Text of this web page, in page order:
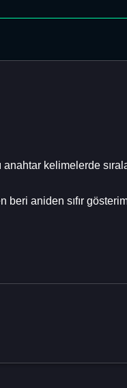
kelimelerde
aniden sıfır